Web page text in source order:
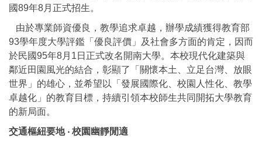
國89年8月正式招生。
由於專業師資優良，教學追求卓越，辦學成績獲得教育部
93學年度大學評鑑「優良評價」及社會多方面的肯定，因而
於民國95年8月1日正式改名開南大學。本校現代化建築與
鄰近田園風光的結合，彰顯了「關懷本土、立足台灣、放眼
世界」的雄心，並希望以「發展國際化、校園人性化、教學
卓越化」的教育目標，持續引領本校師生共同開拓大學教育
的新局面。
交通樞紐要地 ‧ 校園幽靜閒適